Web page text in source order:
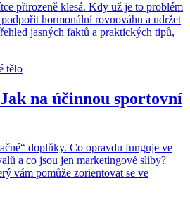
přirozeně klesá. Kdy už je to problém
hormonální rovnováhu a udržet
jasných faktů a praktických tipů,
tělo
na účinnou sportovní
doplňky. Co opravdu funguje ve
a co jsou jen marketingové sliby?
vám pomůže zorientovat se ve